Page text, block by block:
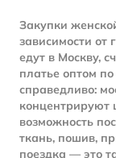
Закупки
зависимости от
едут в Москву,
платье оптом
справедливо:
концентрируют
возможность
ткань, пошив,
поездка — это